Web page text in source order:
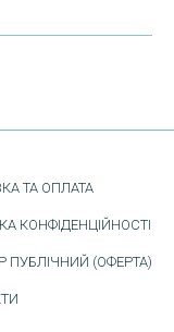
ТА ОПЛАТА
КОНФІДЕНЦІЙНОСТІ
ПУБЛІЧНИЙ (ОФЕРТА)